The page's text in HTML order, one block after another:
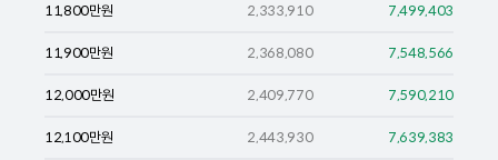
11,800만원 2,333,910 7,499,403
11,900만원 2,368,080 7,548,566
12,000만원 2,409,770 7,590,210
12,100만원 2,443,930 7,639,383